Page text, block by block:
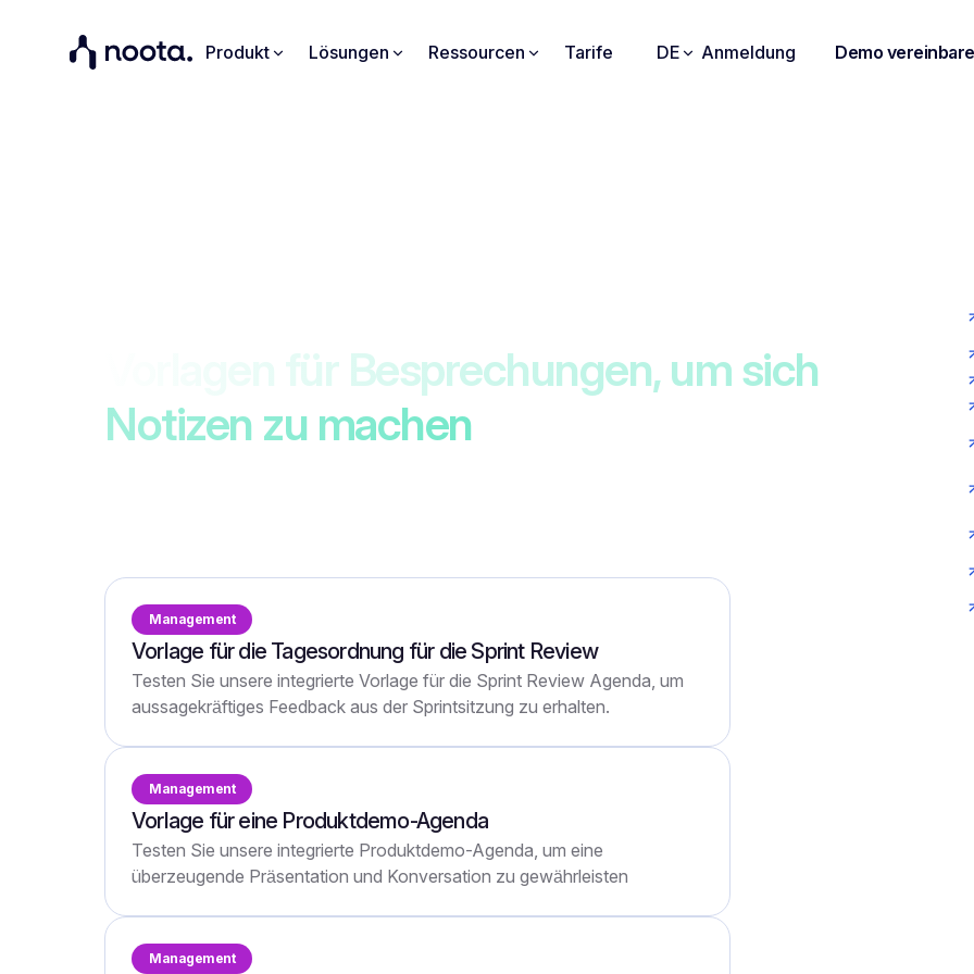
Produkt Lösungen Ressourcen Tarife DE Anmeldung Demo
Vorlagen für Besprechungen, um sich
Notizen zu machen
Management
Vorlage für die Tagesordnung für die Sprint Review
Testen Sie unsere integrierte Vorlage für die Sprint Review Agenda, um
aussagekräftiges Feedback aus der Sprintsitzung zu erhalten.
Management
Vorlage für eine Produktdemo-Agenda
Testen Sie unsere integrierte Produktdemo-Agenda, um eine
überzeugende Präsentation und Konversation zu gewährleisten
Management